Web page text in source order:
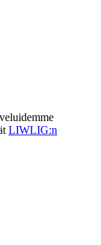
LIWLIG:n